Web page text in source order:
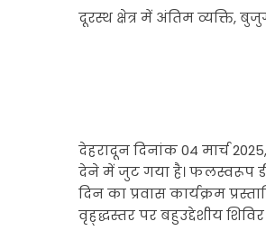
दूरस्थ क्षेत्र में अंतिम व्यक्ति,
देहरादून दिनांक 04 मार्च
देने में जुट गया है। फलस्वरूप
दिन का प्रवास कार्यक्रम
वृह्द्धस्तर पर बहुउद्देशीय